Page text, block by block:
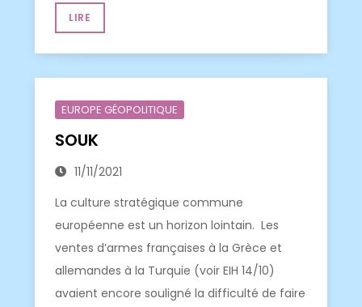
LIRE
EUROPE GÉOPOLITIQUE
SOUK
11/11/2021
La culture stratégique commune
européenne est un horizon lointain. Les
ventes d’armes françaises à la Grèce et
allemandes à la Turquie (voir EIH 14/10)
avaient encore souligné la difficulté de faire